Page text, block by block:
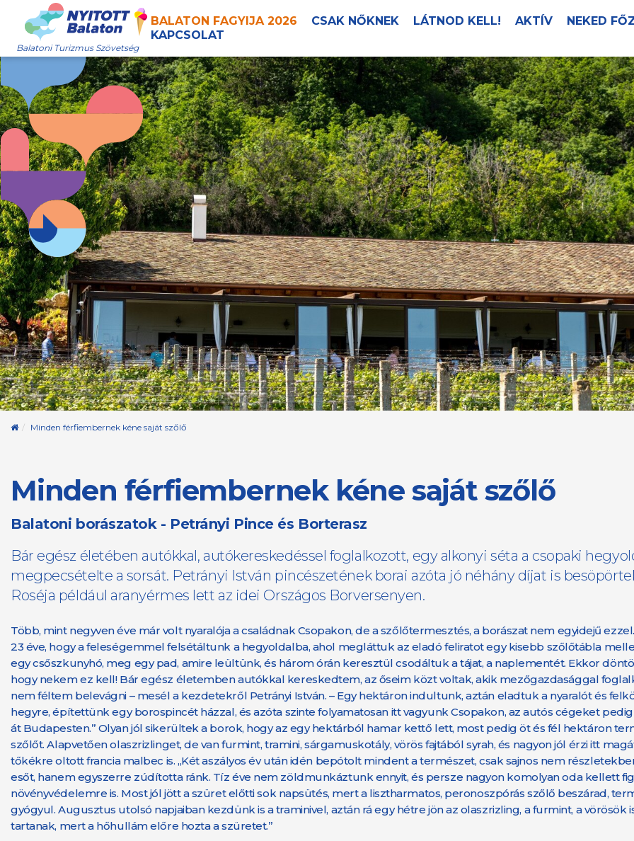
Balatoni Turizmus Szövetség
BALATON FAGYIJA 2026 CSAK NŐKNEK LÁTNOD KELL! AKTÍV NEKED
KAPCSOLAT
Kezdőoldal
Minden férfiembernek kéne saját szőlő
Minden férfiembernek kéne saját szőlő
​Balatoni borászatok - Petrányi Pince és Borterasz
Bár egész életében autókkal, autókereskedéssel foglalkozott, egy alkonyi séta a csopaki
megpecsételte a sorsát. Petrányi István pincészetének borai azóta jó néhány díjat is
Roséja például aranyérmes lett az idei Országos Borversenyen.
Több, mint negyven éve már volt nyaralója a családnak Csopakon, de a szőlőtermesztés, a borászat nem egyidejű
23 éve, hogy a feleségemmel felsétáltunk a hegyoldalba, ahol megláttuk az eladó feliratot egy kisebb szőlőtábla
egy csőszkunyhó, meg egy pad, amire leültünk, és három órán keresztül csodáltuk a tájat, a naplementét. Ekkor
hogy nekem ez kell! Bár egész életemben autókkal kereskedtem, az őseim közt voltak, akik mezőgazdasággal
nem féltem belevágni – mesél a kezdetekről Petrányi István. – Egy hektáron indultunk, aztán eladtuk a nyaralót és
hegyre, építettünk egy borospincét házzal, és azóta szinte folyamatosan itt vagyunk Csopakon, az autós cégeket
át Budapesten.” Olyan jól sikerültek a borok, hogy az egy hektárból hamar kettő lett, most pedig öt és fél hektáron
szőlőt. Alapvetően olaszrizlinget, de van furmint, tramini, sárgamuskotály, vörös fajtából syrah, és nagyon jól érzi itt
tőkékre oltott francia malbec is. „Két aszályos év után idén bepótolt mindent a természet, csak sajnos nem
esőt, hanem egyszerre zúdította ránk. Tíz éve nem zöldmunkáztunk ennyit, és persze nagyon komolyan oda kellett
növényvédelemre is. Most jól jött a szüret előtti sok napsütés, mert a lisztharmatos, peronoszpórás szőlő beszárad,
gyógyul. Augusztus utolsó napjaiban kezdünk is a traminivel, aztán rá egy hétre jön az olaszrizling, a furmint, a vörösök
tartanak, mert a hőhullám előre hozta a szüretet.”